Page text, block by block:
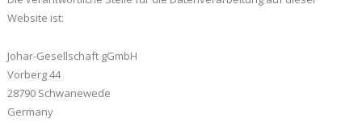
Website ist:
Johar-Gesellschaft gGmbH
Vorberg 44
28790 Schwanewede
Germany